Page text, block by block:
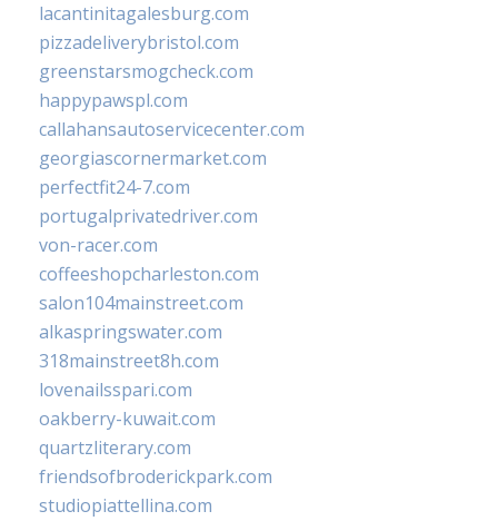
lacantinitagalesburg.com
pizzadeliverybristol.com
greenstarsmogcheck.com
happypawspl.com
callahansautoservicecenter.com
georgiascornermarket.com
perfectfit24-7.com
portugalprivatedriver.com
von-racer.com
coffeeshopcharleston.com
salon104mainstreet.com
alkaspringswater.com
318mainstreet8h.com
lovenailsspari.com
oakberry-kuwait.com
quartzliterary.com
friendsofbroderickpark.com
studiopiattellina.com